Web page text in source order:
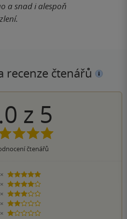
a snad i alespoň
recenze čtenářů
z 5
čtenářů
5 hvězdiček
4 hvězdičky
3 hvězdičky
2 hvězdičky
1 hvezdička